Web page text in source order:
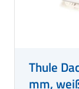
Thule
mm,